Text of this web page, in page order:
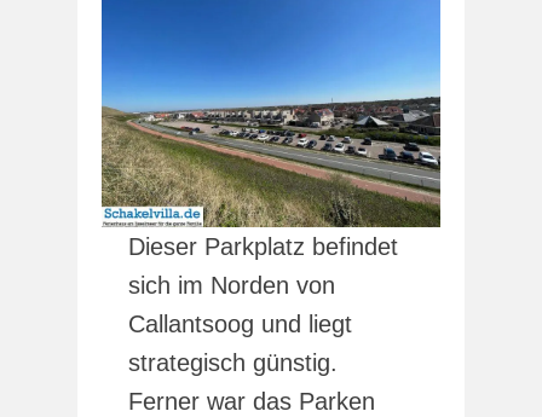
Dieser Parkplatz befindet
sich im Norden von
Callantsoog und liegt
strategisch günstig.
Ferner war das Parken